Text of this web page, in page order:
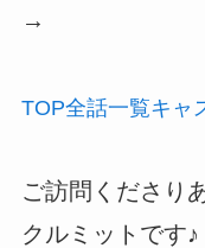
→
TOP全話一覧キャ
ご訪問くださり
クルミットです♪